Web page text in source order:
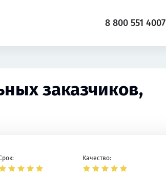
8 800 551 4007
заказчиков,
Качество: